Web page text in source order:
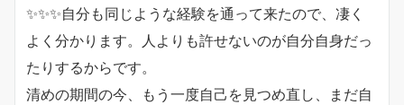
✨✨✨自分も同じような経験を通って来たので、凄く
よく分かります。人よりも許せないのが自分自身だっ
たりするからです。
清めの期間の今、もう一度自己を見つめ直し、まだ自